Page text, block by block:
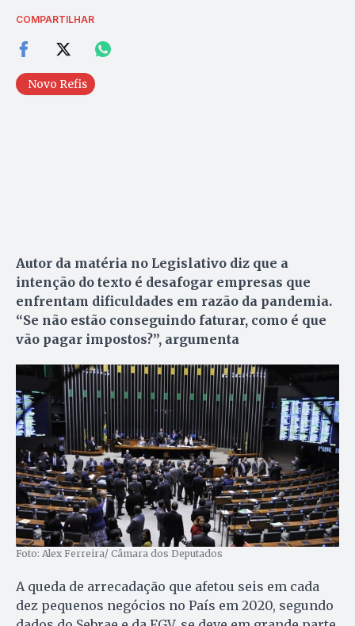
COMPARTILHAR
Novo Refis
Autor da matéria no Legislativo diz que a
intenção do texto é desafogar empresas que
enfrentam dificuldades em razão da pandemia.
“Se não estão conseguindo faturar, como é que
vão pagar impostos?”, argumenta
Foto: Alex Ferreira/ Câmara dos Deputados
A queda de arrecadação que afetou seis em cada
dez pequenos negócios no País em 2020, segundo